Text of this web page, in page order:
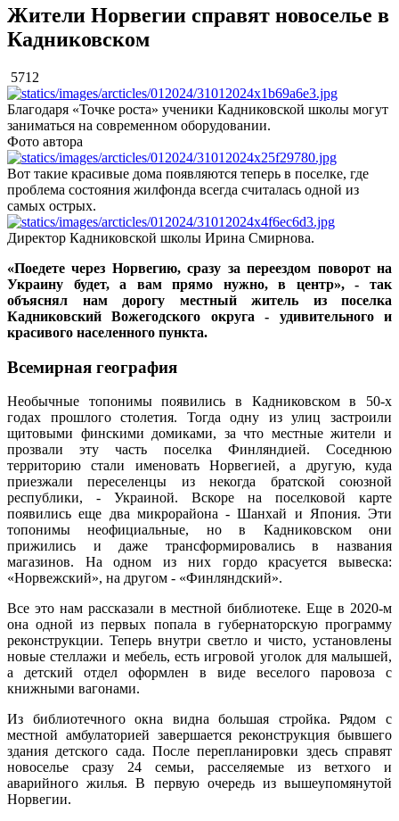
Жители Норвегии справят новоселье в
Кадниковском
5712
Благодаря «Точке роста» ученики Кадниковской школы могут
заниматься на современном оборудовании.
Фото автора
Вот такие красивые дома появляются теперь в поселке, где
проблема состояния жилфонда всегда считалась одной из
самых острых.
Директор Кадниковской школы Ирина Смирнова.
«Поедете через Норвегию, сразу за переездом поворот на
Украину будет, а вам прямо нужно, в центр», - так
объяснял нам дорогу местный житель из поселка
Кадниковский Вожегодского округа - удивительного и
красивого населенного пункта.
Всемирная география
Необычные топонимы появились в Кадниковском в 50-х
годах прошлого столетия. Тогда одну из улиц застроили
щитовыми финскими домиками, за что местные жители и
прозвали эту часть поселка Финляндией. Соседнюю
территорию стали именовать Норвегией, а другую, куда
приезжали переселенцы из некогда братской союзной
республики, - Украиной. Вскоре на поселковой карте
появились еще два микрорайона - Шанхай и Япония. Эти
топонимы неофициальные, но в Кадниковском они
прижились и даже трансформировались в названия
магазинов. На одном из них гордо красуется вывеска:
«Норвежский», на другом - «Финляндский».
Все это нам рассказали в местной библиотеке. Еще в 2020-м
она одной из первых попала в губернаторскую программу
реконструкции. Теперь внутри светло и чисто, установлены
новые стеллажи и мебель, есть игровой уголок для малышей,
а детский отдел оформлен в виде веселого паровоза с
книжными вагонами.
Из библиотечного окна видна большая стройка. Рядом с
местной амбулаторией завершается реконструкция бывшего
здания детского сада. После перепланировки здесь справят
новоселье сразу 24 семьи, расселяемые из ветхого и
аварийного жилья. В первую очередь из вышеупомянутой
Норвегии.